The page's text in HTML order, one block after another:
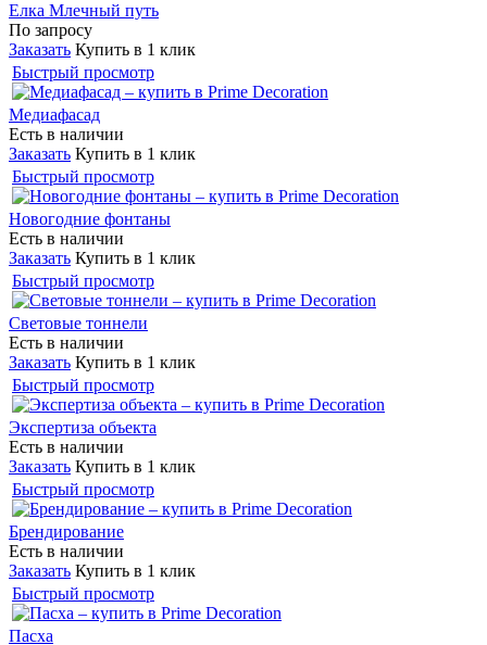
Елка Млечный путь
По запросу
Заказать Купить в 1 клик
Быстрый просмотр
Медиафасад
Есть в наличии
Заказать Купить в 1 клик
Быстрый просмотр
Новогодние фонтаны
Есть в наличии
Заказать Купить в 1 клик
Быстрый просмотр
Световые тоннели
Есть в наличии
Заказать Купить в 1 клик
Быстрый просмотр
Экспертиза объекта
Есть в наличии
Заказать Купить в 1 клик
Быстрый просмотр
Брендирование
Есть в наличии
Заказать Купить в 1 клик
Быстрый просмотр
Пасха